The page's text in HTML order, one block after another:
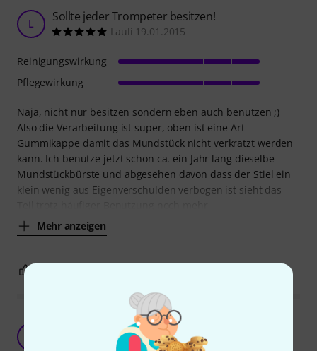
L Sollte jeder Trompeter besitzen!
Lauli 19.01.2015
Naja, nicht nur besitzen sondern eben auch benutzen ;)
Also die Verarbeitung ist super, oben ist eine Art
Gummikappe damit das Mundstück nicht verkratzt werden
kann. Ich benutze jetzt schon ca. ein Jahr lang dieselbe
Mundstückbürste und abgesehen davon dass der Stiel ein
klein wenig aus Eigenverschulden verbogen ist sieht das
Mehr anzeigen
Reinigungswirkung
Pflegewirkung
Bürste die gut reinigt, aber mit einer
Schwachstelle